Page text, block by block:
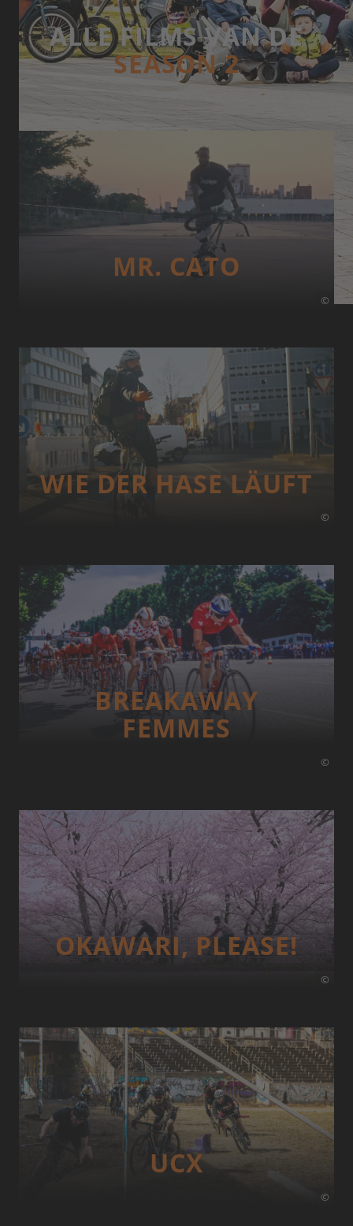
ALLE FILMS VAN DE
SEASON 2
©
MR. CATO
©
WIE DER HASE LÄUFT
©
BREAKAWAY
FEMMES
©
OKAWARI, PLEASE!
©
UCX